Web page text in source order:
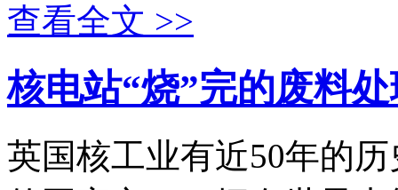
查看全文 >>
核电站“烧”完的废料
英国核工业有近50年的